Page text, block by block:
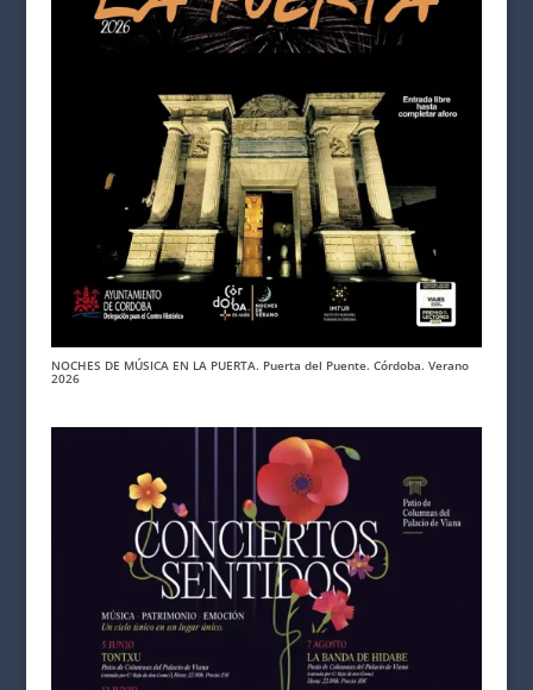
NOCHES DE MÚSICA EN LA PUERTA. Puerta del Puente. Córdoba. Verano
2026